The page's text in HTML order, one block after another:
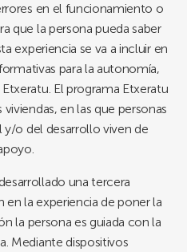
en el funcionamiento o
que la persona pueda saber
experiencia se va a incluir en
para la autonomía,
El programa Etxeratu
en las que personas
o del desarrollo viven de
una tercera
la experiencia de poner la
la persona es guiada con la
Mediante dispositivos